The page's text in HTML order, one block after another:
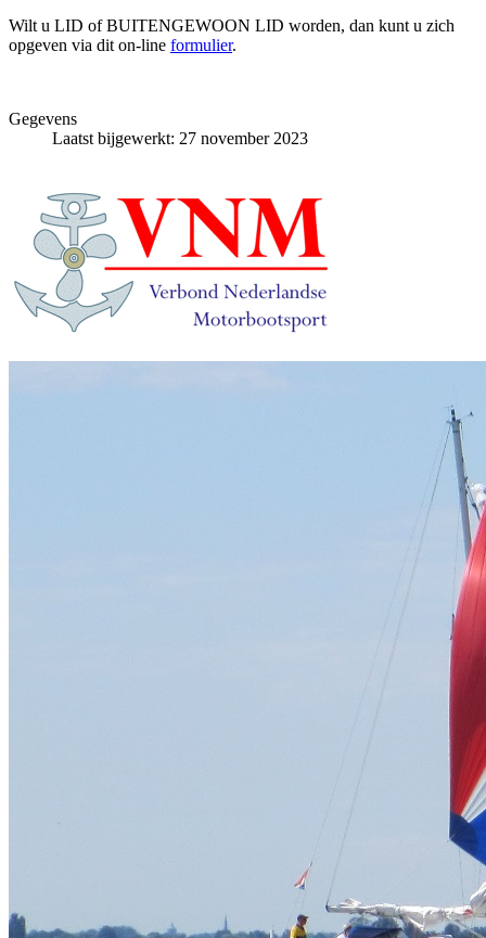
Wilt u LID of BUITENGEWOON LID worden, dan kunt u zich
opgeven via dit on-line formulier.
Gegevens
Laatst bijgewerkt: 27 november 2023